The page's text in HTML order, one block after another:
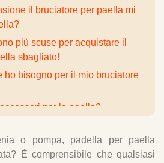
il bruciatore per paella mi
più scuse per acquistare il
sbagliato!
ho bisogno per il mio bruciatore
per la paella?
per la paella?
o pompa, padella per paella
È comprensibile che qualsiasi